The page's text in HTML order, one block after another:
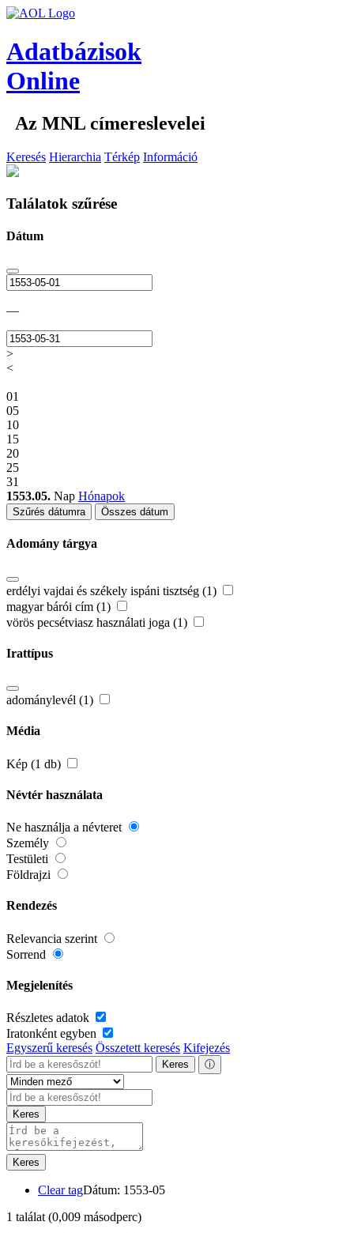
Adatbázisok
Online
Az MNL címereslevelei
Keresés Hierarchia Térkép Információ
Találatok szűrése
Dátum
—
>
<
01
05
10
15
20
25
31
1553.05. Nap Hónapok
Szűrés dátumra Összes dátum
Adomány tárgya
erdélyi vajdai és székely ispáni tisztség (1)
magyar bárói cím (1)
vörös pecsétviasz használati joga (1)
Irattípus
adománylevél (1)
Média
Kép (1 db)
Névtér használata
Ne használja a névteret
Személy
Testületi
Földrajzi
Rendezés
Relevancia szerint
Sorrend
Megjelenítés
Részletes adatok
Iratonként egyben
Egyszerű keresés Összetett keresés Kifejezés
Keres ⓘ
Keres
Keres
Clear tagDátum: 1553-05
1 találat (0,009 másodperc)